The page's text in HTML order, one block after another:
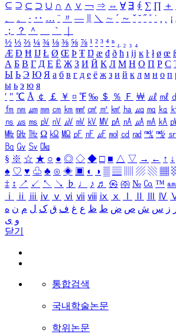
⊆ ⊇ ⊂ ⊃ ∪ ∩ ∧ ∨ ￢ ⇒ ⇔ ∀ ∃ ∮ ∑ ∏ ＋
、
。 · ‥ … ¨ 〃 ― ＼ ∼ ´ ～ ˇ ˘ ˝ ˚ ˙ ¸ ¡
；
？ ＾ ｀
½ ⅓ ⅔ ¼ ¾ ⅛ ⅜ ⅝ ⅞ ¹ ² ³ ⁴ ⁿ ₁ ₂ ₃ ₄
Æ Ð Ħ Ĳ Ł Ø Œ Þ Ŧ Ŋ æ đ ð ħ ı ĳ ĸ ŀ ł ø œ
А Б В Г Д Е Ё Ж З И Й К Л М Н О П Р С
Ы Ь Э Ю Я а б в г д е ё ж з и й к л м н о п
ы ь э ю я
′ ″ ℃ Å ￠ ￡ ￥ ¤ ℉ ‰ ＄ ％ Ｆ ￦ ㎕ ㎖
㎙ ㎚ ㎛ ㎜ ㎝ ㎞ ㎟ ㎠ ㎡ ㎢ ㏊ ㎍ ㎎ ㎏
㎱ ㎲ ㎳ ㎴ ㎵ ㎶ ㎷ ㎸ ㎹ ㎀ ㎁ ㎂ ㎃ ㎄
㎒ ㎓ ㎔ Ω ㏀ ㏁ ㎊ ㎋ ㎌ ㏖ ㏅ ㎭ ㎮ ㎯ ㏛
㏃ ㏉ ㏜ ㏆
§ ※ ☆ ★ ○ ● ◎ ◇ ◆ □ ■ △ ▽ → ← ↑ ↓
♠ ♡ ♥ ♧ ♣ ⊙ ◈ ▣ ◐ ◑ ▒ ▤ ▨ ▧ ▦
‡ ↕ ↗ ↙ ↖ ↘ ♭ ♩ ♪ ♬ ㉿ ㈜ № ㏇ ™ ㏂
ⅰ
ⅱ ⅲ ⅳ ⅴ ⅵ ⅶ ⅷ ⅸ ⅹ Ⅳ
ز س ش ص ض ط ظ ع غ ف ق ک ل م ن ه
و ی
닫기
통합검색
국내학술논문
학위논문